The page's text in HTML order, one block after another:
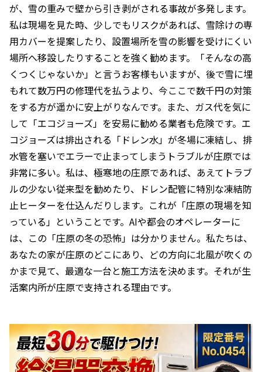
が、雪の重みで壁から引き剥がされる事故が多発します。
私は現場を見た時、少しでもリスクがあれば、雪除けの専
用カバーを提案したり、設置場所を雪の影響を受けにくい
場所へ移設したりすることを強く勧めます。「そんなの高
くつくじゃないか」と言うお客様もいますが、後で雪に埋
もれて数万円の修理代を払うより、今ここで数千円の対策
をする方が遥かに安上がりなんです。また、ガス代を気に
して「エコジョーズ」を安易に勧める業者も危険です。エ
コジョーズは排出される「ドレン水」が冬場に凍結し、排
水管を塞いでエラーで止まってしまうトラブルが庄原では
非常に多い。私は、極寒地の庄原であれば、あえてトラブ
ルの少ない従来型を勧めたり、ドレン配管に特別な凍結防
止ヒーターを仕込んだりします。これが「庄原の現場を知
っている」ということです。AIや都会のオペレーターに
は、この「庄原の冬の恐怖」は分かりません。私たちは、
あなたの家が庄原のどこにあり、どの方向に北風が吹くの
かまで見て、最適な一台と施工方法を決めます。それが生
活案内所が庄原で支持される理由です。